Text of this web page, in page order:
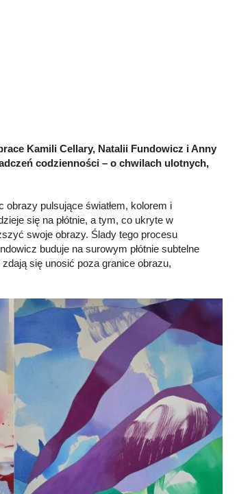
Kamili Cellary, Natalii Fundowicz i Anny
codzienności – o chwilach ulotnych,
obrazy pulsujące światłem, kolorem i
się na płótnie, a tym, co ukryte w
swoje obrazy. Ślady tego procesu
buduje na surowym płótnie subtelne
się unosić poza granice obrazu,